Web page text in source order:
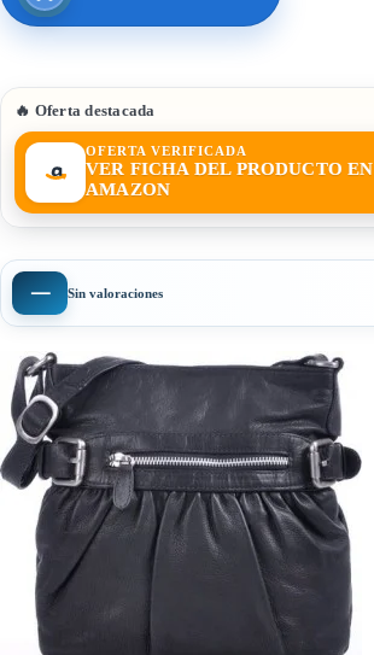
🔥 Oferta destacada
OFERTA VERIFICADA
VER FICHA DEL PRODUCTO EN
AMAZON
— Sin valoraciones